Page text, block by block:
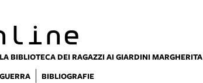
LA BIBLIOTECA DEI RAGAZZI AI GIARDINI MARGHERITA
BIBLIOGRAFIE